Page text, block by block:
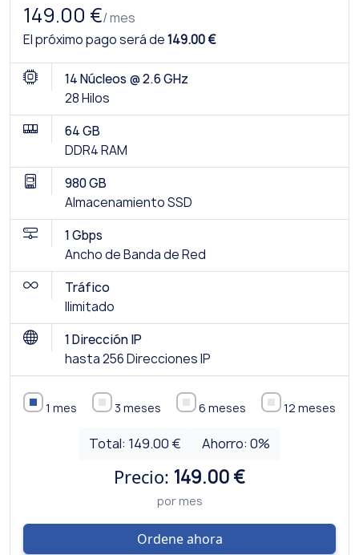
149.00 €/ mes
El próximo pago será de149.00 €
14 Núcleos @ 2.6 GHz
28 Hilos
64 GB
DDR4 RAM
980 GB
Almacenamiento SSD
1 Gbps
Ancho de Banda de Red
Tráfico
Ilimitado
1 Dirección IP
hasta 256 Direcciones IP
1 mes 3 meses 6 meses 12 meses
Total: 149.00 € Ahorro: 0%
Precio: 149.00 €
por mes
Ordene ahora